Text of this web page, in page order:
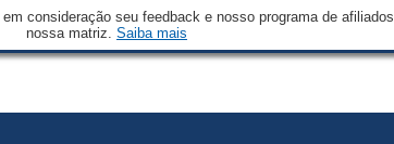
consideração seu feedback e nosso programa de
nossa matriz. Saiba mais